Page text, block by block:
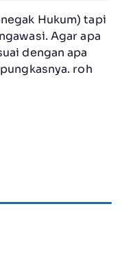
Hukum) tapi
Agar apa
dengan apa
roh